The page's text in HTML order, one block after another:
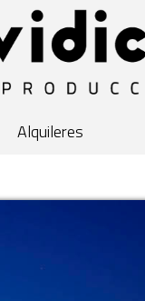
Alquileres